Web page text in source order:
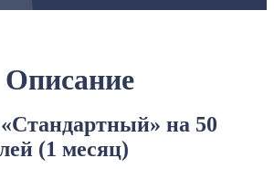
Описание
на 50
(1 месяц)